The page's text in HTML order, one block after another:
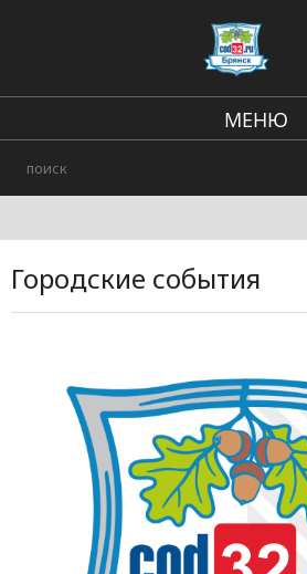
МЕНЮ
Городские события
Городские события